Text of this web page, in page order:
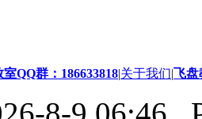
QQ群：186633818|关于我们|飞盘